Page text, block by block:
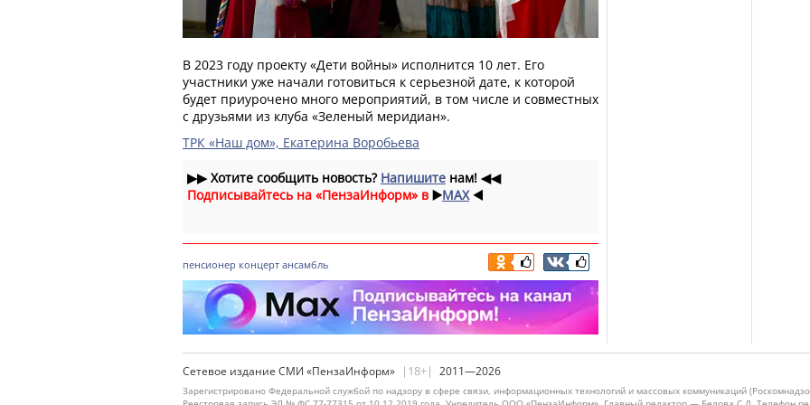
В 2023 году проекту «Дети войны» исполнится 10 лет. Его
участники уже начали готовиться к серьезной дате, к которой
будет приурочено много мероприятий, в том числе и совместных
с друзьями из клуба «Зеленый меридиан».
ТРК «Наш дом», Екатерина Воробьева
▶▶Хотите сообщить новость? Напишите нам! ◀◀
Подписывайтесь на «ПензаИнформ» в ▶️MAX ◀️
пенсионер концерт ансамбль
Сетевое издание СМИ «ПензаИнформ» |18+| 2011—2026
Зарегистрировано Федеральной службой по надзору в сфере связи, информационных технологий и массовых коммуникаций